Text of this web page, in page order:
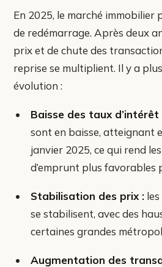
En 2025, le marché immobilier
de redémarrage. Après deux
prix et de chute des
reprise se multiplient. Il y a
évolution :
Baisse des taux d’intérêt
sont en baisse, atteignant
janvier 2025, ce qui rend
d’emprunt plus favorables
Stabilisation des prix :
se stabilisent, avec des
certaines grandes
Augmentation des